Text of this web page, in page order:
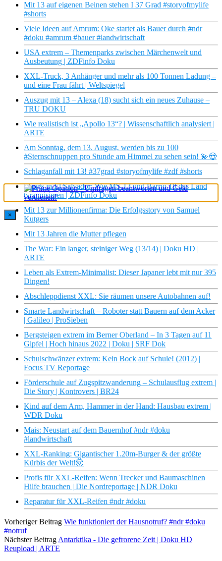
Mit 13 auf eigenen Beinen stehen I 37 Grad #storyofmylife
#shorts
Viele Ideen auf Amrum: Oke startet als Bauer durch #ndr
#doku #amrum #bauer #landwirtschaft
USA extrem – Themenparks zwischen Märchenwelt und
Ausbeutung | ZDFinfo Doku
XXL-Truck, 3 Anhänger und mehr als 100 Tonnen Ladung –
und eine Frau fährt | Weltspiegel
Auszug mit 13 – Alexa (18) sucht sich ein neues Zuhause –
TRU DOKU
Wie realistisch ist „Apollo 13“? | Wissenschaftlich analysiert |
ARTE
Am Sonntag, dem 13. August, werden bis zu 100
#Sternschnuppen pro Stunde am Himmel zu sehen sein! 💫😍
Schlaganfall mit 13! #37grad #storyofmylife #zdf #shorts
Gangs in El Salvador: Wie MS-13 und Barrio 18 das Land
tyrannisieren | ZDFinfo Doku
Mit 13 zur Millionenfirma: Die Erfolgsstory von Samuel
Kutgers
Mit 13 Jahren die Mutter pflegen
The War: Ein langer, steiniger Weg (13/14) | Doku HD |
ARTE
Leben als Extrem-Minimalist: Dieser Japaner lebt mit nur 395
Dingen!
Abschleppdienst XXL: Sie räumen unsere Autobahnen auf!
Smarte Landwirtschaft – Roboter statt Bauern auf dem Acker
| Galileo | ProSieben
Bergsteigen extrem im Berner Oberland – In 3 Tagen auf 11
Gipfel | Hoch hinaus 2022 | Doku | SRF Dok
Schulschwänzer extrem: Kein Bock auf Schule! (2012) |
Focus TV Reportage
Förderschule auf Zugspitzwanderung – Schulausflug extrem |
Die Story | Kontrovers | BR24
Kind auf dem Arm, Hammer in der Hand: Hausbau extrem |
WDR Doku
Mais: Neustart auf dem Bauernhof #ndr #doku
#landwirtschaft
XXL-Ranking: Gigantischer 1.20m-Burger & der größte
Kürbis der Welt!🤯
Profis für XXL-Reifen: Wenn Trecker und Baumaschinen
Hilfe brauchen | Die Nordreportage | NDR Doku
Reparatur für XXL-Reifen #ndr #doku
Vorheriger Beitrag Wie funktioniert der Hausnotruf? #ndr #doku
#notruf
Nächster Beitrag Antarktika - Die gefrorene Zeit | Doku HD
Reupload | ARTE
×